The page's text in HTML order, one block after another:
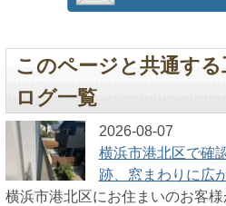
このページと共通す
ログ一覧
2026-08-07
横浜市港北区で確
跡、窓まわりに広
横浜市港北区にお住まいのお客